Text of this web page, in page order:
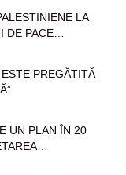
LA
DE PACE
PREGĂTITĂ
UN PLAN ÎN 20